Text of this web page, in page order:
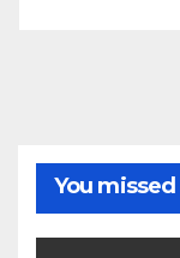
You missed